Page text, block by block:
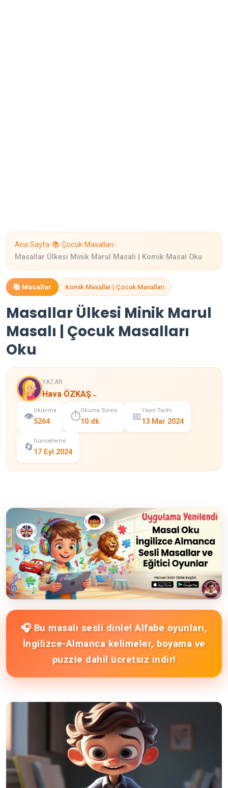
Ana Sayfa›📚 Çocuk Masalları›
Masallar Ülkesi Minik Marul Masalı | Komik Masal Oku
📚 Masallar Komik Masallar | Çocuk Masalları
Masallar Ülkesi Minik Marul
Masalı | Çocuk Masalları
Oku
YAZAR
Hava ÖZKAŞ→
👁️
Okunma
5264 ⏱️
Okuma Süresi
10 dk 📅
Yayın Tarihi
13 Mar 2024
🔄
Güncelleme
17 Eyl 2024
🎧 Bu masalı sesli dinle! Alfabe oyunları,
İngilizce-Almanca kelimeler, boyama ve
puzzle dahil ücretsiz indir!